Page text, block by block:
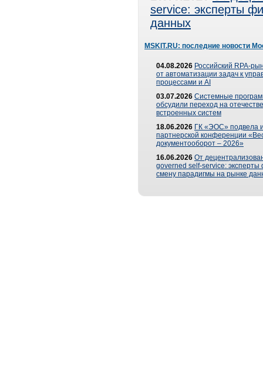
service: эксперты
данных
MSKIT.RU: последние новости
04.08.2026 Российский RPA-
от автоматизации задач к
процессами и AI
03.07.2026 Системные
обсудили переход на
встроенных систем
18.06.2026 ГК «ЭОС» подвела
партнерской конференции
документооборот – 2026»
16.06.2026 От
governed self-service: эксперты
смену парадигмы на рынке